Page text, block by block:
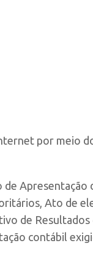
por meio
Apresentação
Ato de
de
contábil